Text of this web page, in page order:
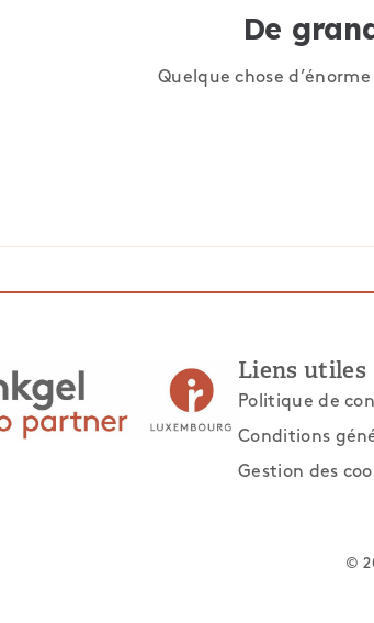
De
Quelque chose
Liens utiles
Politique de
Conditions
Gestion des
©